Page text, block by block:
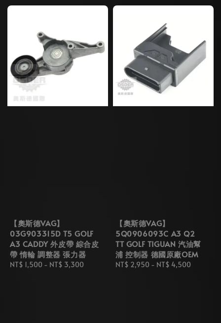
【奧斯德VAG】
03G903315D T5 GOLF
A3 CADDY 外皮帶 綜合皮
帶 惰輪 調整器 張力器
Regular
NT$ 1,500 - NT$ 3,300
【奧斯德VAG】
5Q0906093C A3 Q2
TT GOLF TIGUAN 汽油幫
浦 控制器 德國原廠OEM
Regular
NT$ 2,950 - NT$ 4,500